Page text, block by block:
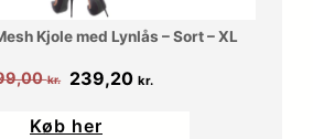
Kjole med Lynlås – Sort – XL
kr.
Den
239,20 kr.
Køb her